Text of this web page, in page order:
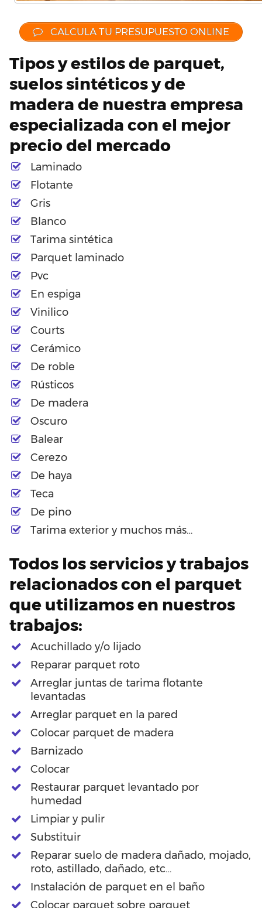
CALCULA TU PRESUPUESTO ONLINE
Tipos y estilos de parquet,
suelos sintéticos y de
madera de nuestra empresa
especializada con el mejor
precio del mercado
Laminado
Flotante
Gris
Blanco
Tarima sintética
Parquet laminado
Pvc
En espiga
Vinilico
Courts
Cerámico
De roble
Rústicos
De madera
Oscuro
Balear
Cerezo
De haya
Teca
De pino
Tarima exterior y muchos más…
Todos los servicios y trabajos
relacionados con el parquet
que utilizamos en nuestros
trabajos:
Acuchillado y/o lijado
Reparar parquet roto
Arreglar juntas de tarima flotante
levantadas
Arreglar parquet en la pared
Colocar parquet de madera
Barnizado
Colocar
Restaurar parquet levantado por
humedad
Limpiar y pulir
Substituir
Reparar suelo de madera dañado, mojado,
roto, astillado, dañado, etc…
Instalación de parquet en el baño
Colocar parquet sobre parquet